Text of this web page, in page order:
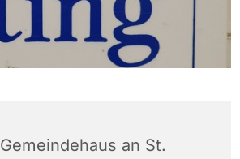
Gemeindehaus an St.